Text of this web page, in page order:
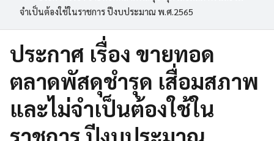
จำเป็นต้องใช้ในราชการ ปีงบประมาณ พ.ศ.2565
ประกาศ เรื่อง ขายทอด
ตลาดพัสดุชำรุด เสื่อมสภาพ
และไม่จำเป็นต้องใช้ใน